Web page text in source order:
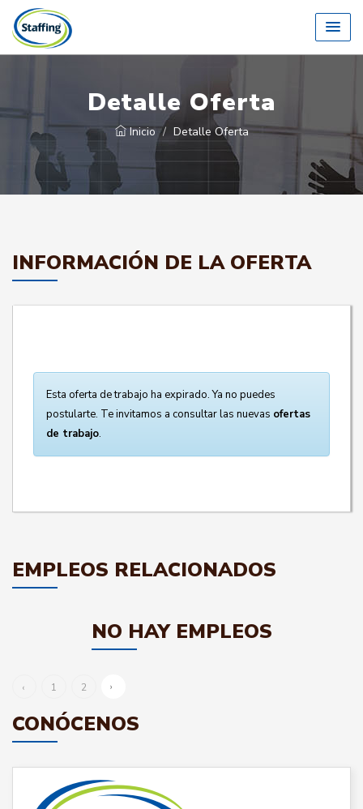
Detalle Oferta
Inicio Detalle Oferta
INFORMACIÓN DE LA OFERTA
Esta oferta de trabajo ha expirado. Ya no puedes
postularte. Te invitamos a consultar las nuevas ofertas
de trabajo.
EMPLEOS RELACIONADOS
NO HAY EMPLEOS
‹ 1 2 ›
CONÓCENOS